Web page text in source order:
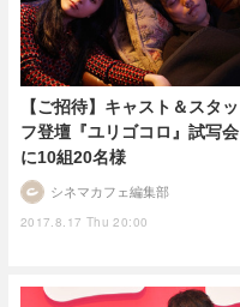
【ご招待】キャスト＆スタッ
フ登壇『ユリゴコロ』試写会
に10組20名様
2017.8.17 Thu 20:00
シネマカフェ編集部